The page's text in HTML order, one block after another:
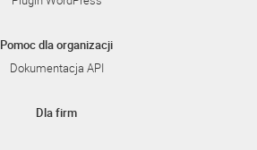
Pomoc dla organizacji
Dokumentacja API
Dla firm